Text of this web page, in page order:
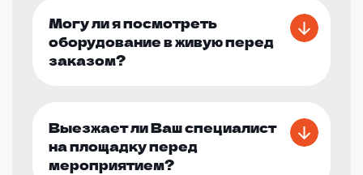
Могу ли я посмотреть
оборудование в живую перед
заказом?
Выезжает ли Ваш специалист
на площадку перед
мероприятием?